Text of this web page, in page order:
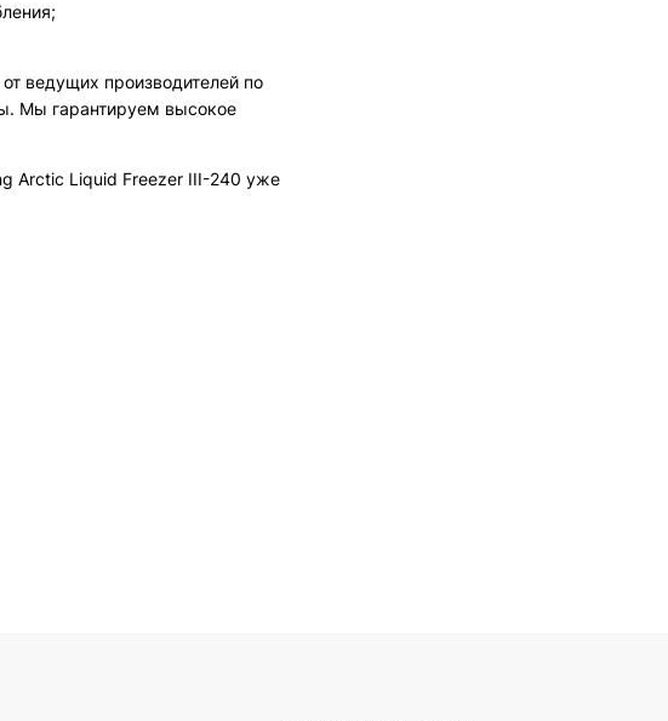
ведущих производителей по
Мы гарантируем высокое
Arctic Liquid Freezer III-240 уже